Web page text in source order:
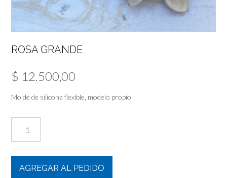
ROSA GRANDE
$ 12.500,00
Molde de silicona flexible, modelo propio
Grande
cantidad
AGREGAR AL PEDIDO